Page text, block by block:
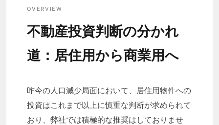
OVERVIEW
不動産投資判断の分かれ
道：居住用から商業用へ
昨今の人口減少局面において、居住用物件への
投資はこれまで以上に慎重な判断が求められて
おり、弊社では積極的な推奨はしておりませ